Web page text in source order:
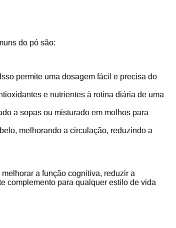
do pó são:
permite uma dosagem fácil e precisa do
e nutrientes à rotina diária de uma
a sopas ou misturado em molhos para
melhorando a circulação, reduzindo a
a função cognitiva, reduzir a
complemento para qualquer estilo de vida